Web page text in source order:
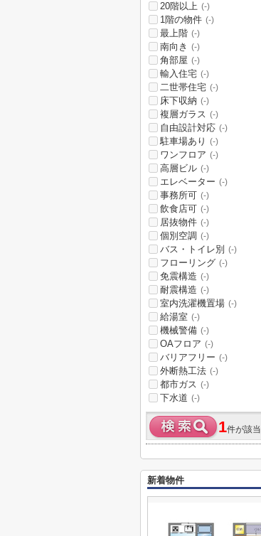
20階以上 (-)
1階の物件 (-)
最上階 (-)
南向き (-)
角部屋 (-)
輸入住宅 (-)
二世帯住宅 (-)
床下収納 (-)
複層ガラス (-)
自由設計対応 (-)
駐車場あり (-)
ワンフロア (-)
高層ビル (-)
エレベーター (-)
事務所可 (-)
飲食店可 (-)
居抜物件 (-)
個別空調 (-)
バス・トイレ別 (-)
フローリング (-)
免震構造 (-)
耐震構造 (-)
室内洗濯機置場 (-)
給湯室 (-)
機械警備 (-)
OAフロア (-)
バリアフリー (-)
外断熱工法 (-)
都市ガス (-)
下水道 (-)
1件が該当
新着物件